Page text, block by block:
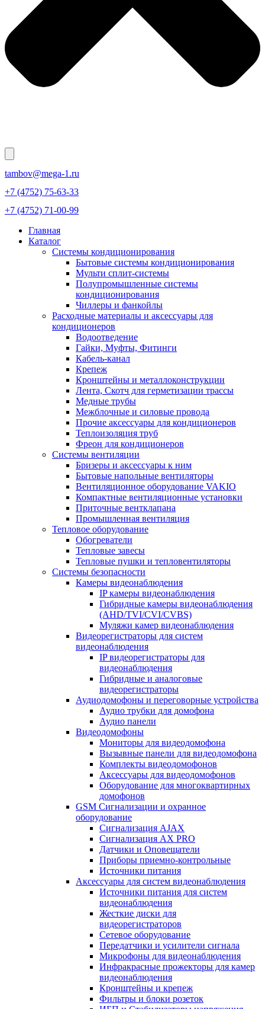
tambov@mega-1.ru
+7 (4752) 75-63-33
+7 (4752) 71-00-99
Главная
Каталог
Системы кондиционирования
Бытовые системы кондиционирования
Мульти сплит-системы
Полупромышленные системы
кондиционирования
Чиллеры и фанкойлы
Расходные материалы и аксессуары для
кондиционеров
Водоотведение
Гайки, Муфты, Фитинги
Кабель-канал
Крепеж
Кронштейны и металлоконструкции
Лента, Скотч для герметизации трассы
Медные трубы
Межблочные и силовые провода
Прочие аксессуары для кондиционеров
Теплоизоляция труб
Фреон для кондиционеров
Системы вентиляции
Бризеры и аксессуары к ним
Бытовые напольные вентиляторы
Вентиляционное оборудование VAKIO
Компактные вентиляционные установки
Приточные вентклапана
Промышленная вентиляция
Тепловое оборудование
Обогреватели
Тепловые завесы
Тепловые пушки и тепловентиляторы
Системы безопасности
Камеры видеонаблюдения
IP камеры видеонаблюдения
Гибридные камеры видеонаблюдения
(AHD/TVI/CVI/CVBS)
Муляжи камер видеонаблюдения
Видеорегистраторы для систем
видеонаблюдения
IP видеорегистраторы для
видеонаблюдения
Гибридные и аналоговые
видеорегистраторы
Аудиодомофоны и переговорные устройства
Аудио трубки для домофона
Аудио панели
Видеодомофоны
Мониторы для видеодомофона
Вызывные панели для видеодомофона
Комплекты видеодомофонов
Аксессуары для видеодомофонов
Оборудование для многоквартирных
домофонов
GSM Сигнализации и охранное
оборудование
Сигнализация AJAX
Сигнализация AX PRO
Датчики и Оповещатели
Приборы приемно-контрольные
Источники питания
Аксессуары для систем видеонаблюдения
Источники питания для систем
видеонаблюдения
Жесткие диски для
видеорегистраторов
Сетевое оборудование
Передатчики и усилители сигнала
Микрофоны для видеонаблюдения
Инфракрасные прожекторы для камер
видеонаблюдения
Кронштейны и крепеж
Фильтры и блоки розеток